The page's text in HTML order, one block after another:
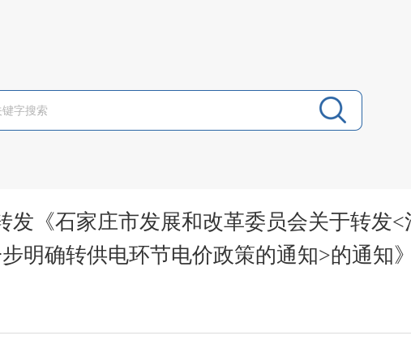
发《石家庄市发展和改革委员会关于转发<
明确转供电环节电价政策的通知>的通知